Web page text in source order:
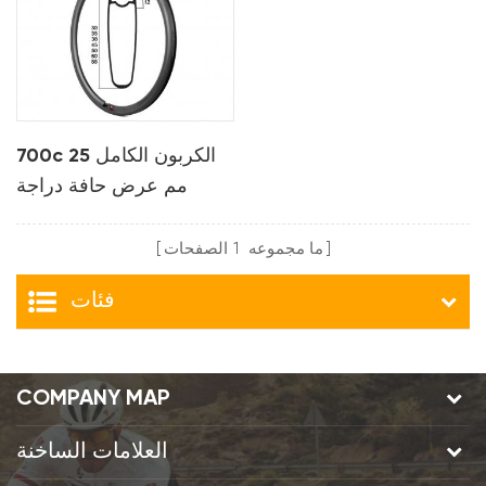
700c الكربون الكامل 25
مم عرض حافة دراجة
ما مجموعه 1 الصفحات
فئات
COMPANY MAP
العلامات الساخنة